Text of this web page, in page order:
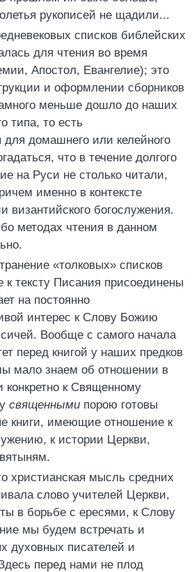
рукописей не щадили...
списков библейских
для чтения во время
Апостол, Евангелие); это
и оформлении сборников
меньше дошло до наших
типа, то есть
для домашнего или келейного
что в течение долгого
на Руси не столько читали,
именно в контексте
византийского богослужения.
методах чтения в данном
«толковых» списков
к тексту Писания присоединены
на постоянно
интерес к Слову Божию
Вообще с самого начала
перед книгой у наших предков
мало знаем об отношении в
конкретно к Священному
священными порою готовы
книги, имеющие отношение к
к истории Церкви,
христианская мысль средних
слово учителей Церкви,
в борьбе с ересями, к Слову
мы будем встречать и
духовных писателей и
перед нами не плод